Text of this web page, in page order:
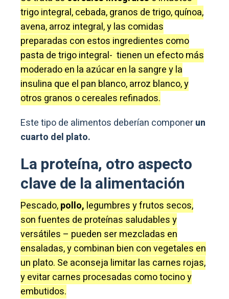
trigo integral, cebada, granos de trigo, quínoa,
avena, arroz integral, y las comidas
preparadas con estos ingredientes como
pasta de trigo integral- tienen un efecto más
moderado en la azúcar en la sangre y la
insulina que el pan blanco, arroz blanco, y
otros granos o cereales refinados.
Este tipo de alimentos deberían componerun
cuarto del plato.
La proteína, otro aspecto
clave de la alimentación
Pescado,pollo, legumbres y frutos secos,
son fuentes de proteínas saludables y
versátiles – pueden ser mezcladas en
ensaladas, y combinan bien con vegetales en
un plato. Se aconseja limitar las carnes rojas,
y evitar carnes procesadas como tocino y
embutidos.